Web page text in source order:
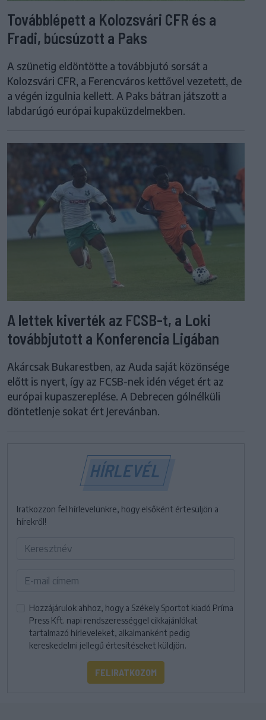
Továbblépett a Kolozsvári CFR és a
Fradi, búcsúzott a Paks
A szünetig eldöntötte a továbbjutó sorsát a
Kolozsvári CFR, a Ferencváros kettővel vezetett, de
a végén izgulnia kellett. A Paks bátran játszott a
labdarúgó európai kupaküzdelmekben.
A lettek kiverték az FCSB-t, a Loki
továbbjutott a Konferencia Ligában
Akárcsak Bukarestben, az Auda saját közönsége
előtt is nyert, így az FCSB-nek idén véget ért az
európai kupaszereplése. A Debrecen gólnélküli
döntetlenje sokat ért Jerevánban.
HÍRLEVÉL
Iratkozzon fel hírlevelünkre, hogy elsőként értesüljön a
hírekről!
Hozzájárulok ahhoz, hogy a Székely Sportot kiadó Príma
Press Kft. napi rendszerességgel cikkajánlókat
tartalmazó hírleveleket, alkalmanként pedig
kereskedelmi jellegű értesítéseket küldjön.
FELIRATKOZOM